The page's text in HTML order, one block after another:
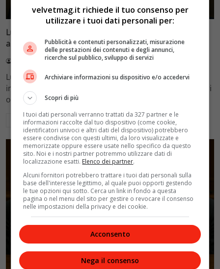
Esclusiva Velvet
Luca Barbareschi si racconta: amori travolgenti,
autodistruzione e il difficile rapporto con la paternità
Redazione VelvetMAG 4 Agosto 2026
Luca Barbareschi si racconta a 70 anni in un'intervista
intima: rivela otto relazioni contemporanee, tre ricoveri
ospedalieri e il suo difficile rapporto con la paternità
Leggi di più
Glamour & Gossip
velvetmag.it richiede il tuo consenso per
utilizzare i tuoi dati personali per:
Pubblicità e contenuti personalizzati, misurazione
delle prestazioni dei contenuti e degli annunci,
ricerche sul pubblico, sviluppo di servizi
Archiviare informazioni su dispositivo e/o accedervi
Scopri di più
I tuoi dati personali verranno trattati da 327 partner e le
informazioni raccolte dal tuo dispositivo (come cookie,
identificatori univoci e altri dati del dispositivo) potrebbero
essere condivise con questi ultimi, da loro visualizzate e
memorizzate oppure essere usate nello specifico da questo
sito. Noi e i nostri partner potremmo utilizzare dati di
localizzazione esatti. Elenco dei partner.
Alcuni fornitori potrebbero trattare i tuoi dati personali sulla
base dell'interesse legittimo, al quale puoi opporti gestendo
le tue opzioni qui sotto. Cerca un link in fondo a questa
pagina o nel menu del sito per gestire o revocare il consenso
nelle impostazioni della privacy e dei cookie.
Acconsento
Nega il consenso